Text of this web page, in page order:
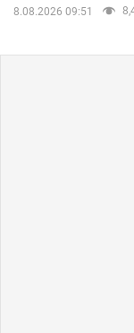
8.08.2026 09:51